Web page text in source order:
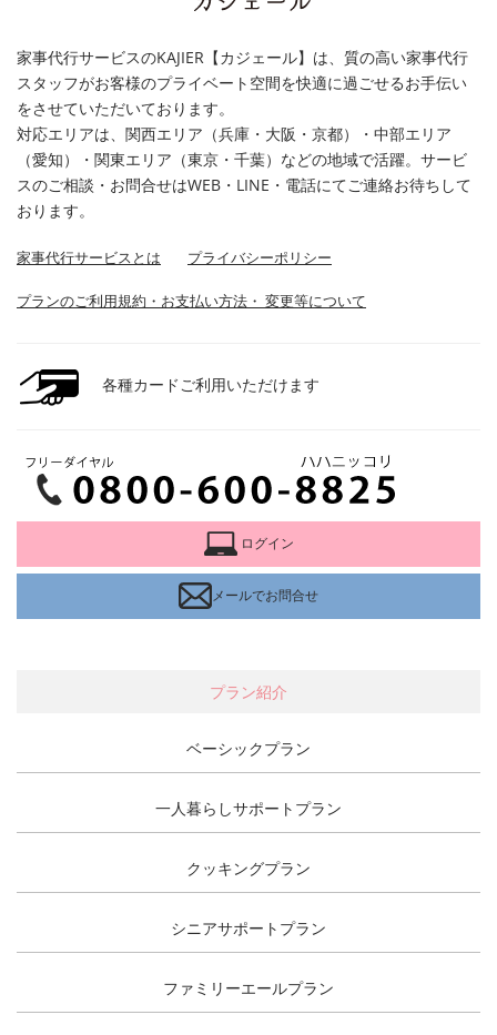
家事代行サービスのKAJIER【カジェール】は、質の高い家事代行
スタッフがお客様のプライベート空間を快適に過ごせるお手伝い
をさせていただいております。
対応エリアは、関西エリア（兵庫・大阪・京都）・中部エリア
（愛知）・関東エリア（東京・千葉）などの地域で活躍。サービ
スのご相談・お問合せはWEB・LINE・電話にてご連絡お待ちして
おります。
家事代行サービスとは プライバシーポリシー
プランのご利用規約・お支払い方法・ 変更等について
各種カードご利用いただけます
ログイン
メールでお問合せ
プラン紹介
ベーシックプラン
一人暮らしサポートプラン
クッキングプラン
シニアサポートプラン
ファミリーエールプラン